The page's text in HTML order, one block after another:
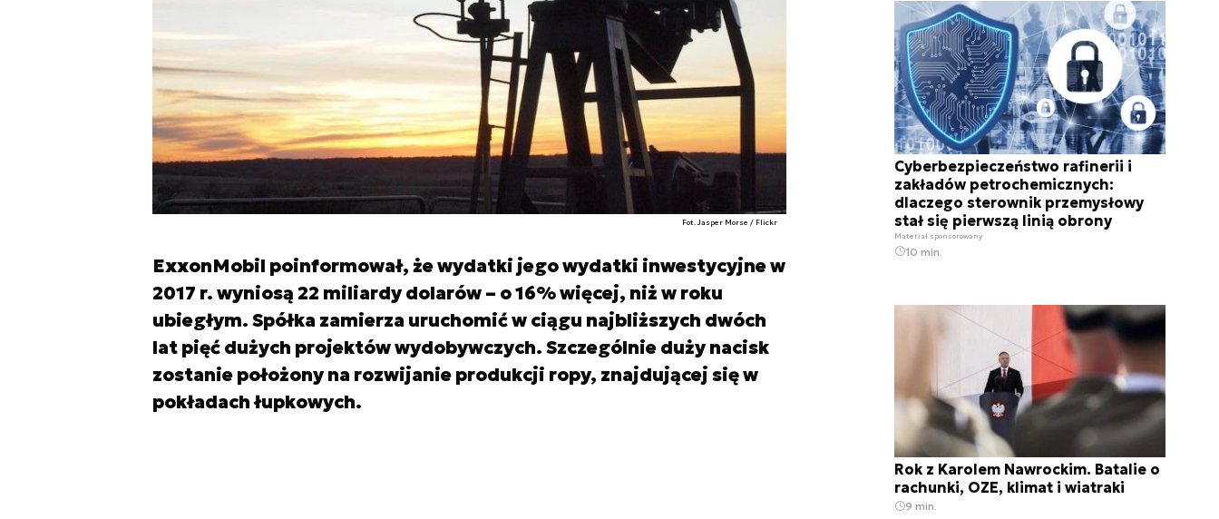
Fot. Jasper Morse / Flickr
ExxonMobil poinformował, że wydatki jego wydatki inwestycyjne w
2017 r. wyniosą 22 miliardy dolarów – o 16% więcej, niż w roku
ubiegłym. Spółka zamierza uruchomić w ciągu najbliższych dwóch
lat pięć dużych projektów wydobywczych. Szczególnie duży nacisk
zostanie położony na rozwijanie produkcji ropy, znajdującej się w
pokładach łupkowych.
Cyberbezpieczeństwo rafinerii i
zakładów petrochemicznych:
dlaczego sterownik przemysłowy
stał się pierwszą linią obrony
Materiał sponsorowany
10 min.
Rok z Karolem Nawrockim. Batalie o
rachunki, OZE, klimat i wiatraki
9 min.